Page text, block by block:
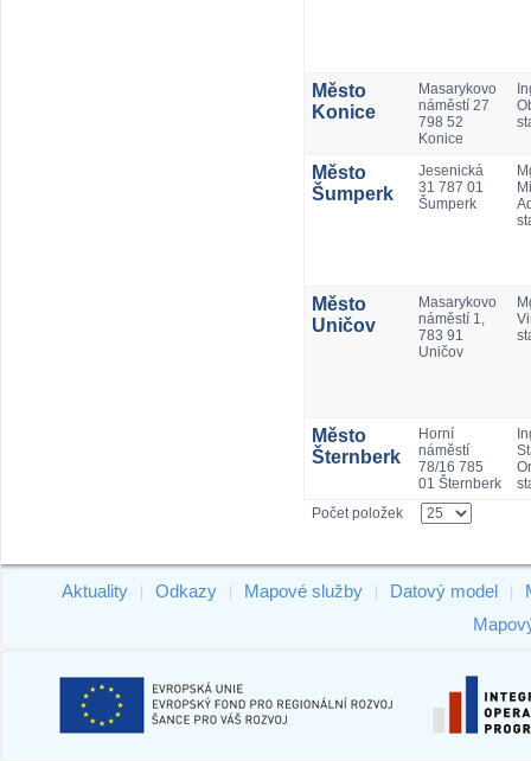
Město
Konice
Masarykovo
náměstí 27
798 52
Konice
Město
Šumperk
Jesenická
31 787 01
Šumperk
Město
Uničov
Masarykovo
náměstí 1,
783 91
Uničov
Město
Šternberk
Horní
náměstí
78/16 785
01 Šternberk
Počet položek
Aktuality Odkazy Mapové služby Datový model